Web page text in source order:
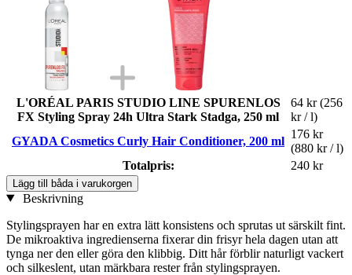
L'ORÉAL PARIS STUDIO LINE SPURENLOS
FX Styling Spray 24h Ultra Stark Stadga, 250 ml
64 kr (256
kr / l)
GYADA Cosmetics Curly Hair Conditioner, 200 ml
176 kr
(880 kr / l)
Totalpris:
240 kr
Lägg till båda i varukorgen
Beskrivning
Stylingsprayen har en extra lätt konsistens och sprutas ut särskilt fint.
De mikroaktiva ingredienserna fixerar din frisyr hela dagen utan att
tynga ner den eller göra den klibbig. Ditt hår förblir naturligt vackert
och silkeslent, utan märkbara rester från stylingsprayen.